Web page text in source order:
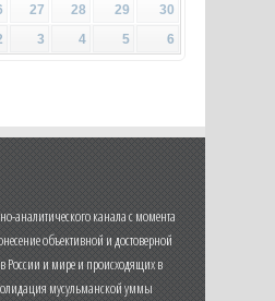
27 28 29
30
3 4 5 6
аналитического канала с момента
объективной и достоверной
России и мире и происходящих в
мусульманской уммы